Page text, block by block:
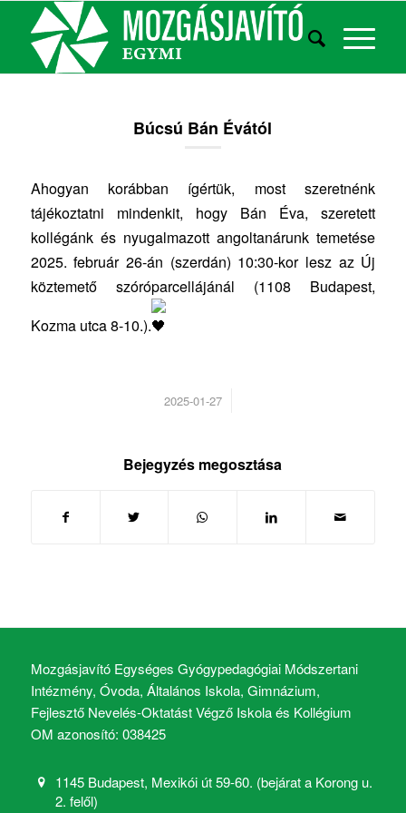
Búcsú Bán Évától
Ahogyan korábban ígértük, most szeretnénk
tájékoztatni mindenkit, hogy Bán Éva, szeretett
kollégánk és nyugalmazott angoltanárunk temetése
2025. február 26-án (szerdán) 10:30-kor lesz az Új
köztemető szóróparcellájánál (1108 Budapest,
Kozma utca 8-10.).
2025-01-27
/
Bejegyzés megosztása
Mozgásjavító Egységes Gyógypedagógiai Módszertani
Intézmény, Óvoda, Általános Iskola, Gimnázium,
Fejlesztő Nevelés-Oktatást Végző Iskola és Kollégium
OM azonosító: 038425
1145 Budapest, Mexikói út 59-60. (bejárat a Korong u.
2. felől)